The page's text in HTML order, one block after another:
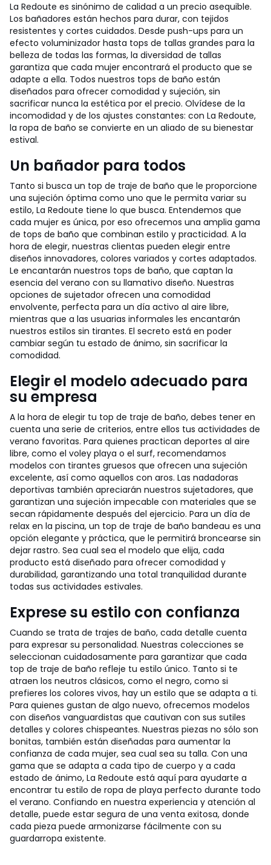
La Redoute es sinónimo de calidad a un precio asequible.
Los bañadores están hechos para durar, con tejidos
resistentes y cortes cuidados. Desde push-ups para un
efecto voluminizador hasta tops de tallas grandes para la
belleza de todas las formas, la diversidad de tallas
garantiza que cada mujer encontrará el producto que se
adapte a ella. Todos nuestros tops de baño están
diseñados para ofrecer comodidad y sujeción, sin
sacrificar nunca la estética por el precio. Olvídese de la
incomodidad y de los ajustes constantes: con La Redoute,
la ropa de baño se convierte en un aliado de su bienestar
estival.
Un bañador para todos
Tanto si busca un top de traje de baño que le proporcione
una sujeción óptima como uno que le permita variar su
estilo, La Redoute tiene lo que busca. Entendemos que
cada mujer es única, por eso ofrecemos una amplia gama
de tops de baño que combinan estilo y practicidad. A la
hora de elegir, nuestras clientas pueden elegir entre
diseños innovadores, colores variados y cortes adaptados.
Le encantarán nuestros tops de baño, que captan la
esencia del verano con su llamativo diseño. Nuestras
opciones de sujetador ofrecen una comodidad
envolvente, perfecta para un día activo al aire libre,
mientras que a las usuarias informales les encantarán
nuestros estilos sin tirantes. El secreto está en poder
cambiar según tu estado de ánimo, sin sacrificar la
comodidad.
Elegir el modelo adecuado para
su empresa
A la hora de elegir tu top de traje de baño, debes tener en
cuenta una serie de criterios, entre ellos tus actividades de
verano favoritas. Para quienes practican deportes al aire
libre, como el voley playa o el surf, recomendamos
modelos con tirantes gruesos que ofrecen una sujeción
excelente, así como aquellos con aros. Las nadadoras
deportivas también apreciarán nuestros sujetadores, que
garantizan una sujeción impecable con materiales que se
secan rápidamente después del ejercicio. Para un día de
relax en la piscina, un top de traje de baño bandeau es una
opción elegante y práctica, que le permitirá broncearse sin
dejar rastro. Sea cual sea el modelo que elija, cada
producto está diseñado para ofrecer comodidad y
durabilidad, garantizando una total tranquilidad durante
todas sus actividades estivales.
Exprese su estilo con confianza
Cuando se trata de trajes de baño, cada detalle cuenta
para expresar su personalidad. Nuestras colecciones se
seleccionan cuidadosamente para garantizar que cada
top de traje de baño refleje tu estilo único. Tanto si te
atraen los neutros clásicos, como el negro, como si
prefieres los colores vivos, hay un estilo que se adapta a ti.
Para quienes gustan de algo nuevo, ofrecemos modelos
con diseños vanguardistas que cautivan con sus sutiles
detalles y colores chispeantes. Nuestras piezas no sólo son
bonitas, también están diseñadas para aumentar la
confianza de cada mujer, sea cual sea su talla. Con una
gama que se adapta a cada tipo de cuerpo y a cada
estado de ánimo, La Redoute está aquí para ayudarte a
encontrar tu estilo de ropa de playa perfecto durante todo
el verano. Confiando en nuestra experiencia y atención al
detalle, puede estar segura de una venta exitosa, donde
cada pieza puede armonizarse fácilmente con su
guardarropa existente.